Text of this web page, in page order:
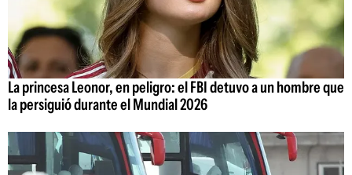
La princesa Leonor, en peligro: el FBI detuvo a un hombre que
la persiguió durante el Mundial 2026